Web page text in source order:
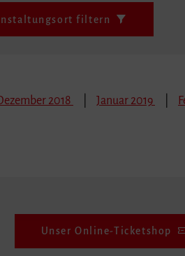
filtern
2018 Januar 2019
Unser Online-Ticketshop